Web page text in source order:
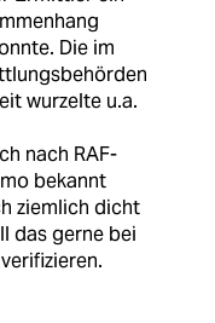
Die im
wurzelte u.a.
nach RAF-
bekannt
ziemlich dicht
das gerne bei